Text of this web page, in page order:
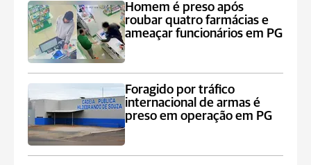
Homem é preso após
roubar quatro farmácias e
ameaçar funcionários em PG
Foragido por tráfico
internacional de armas é
preso em operação em PG